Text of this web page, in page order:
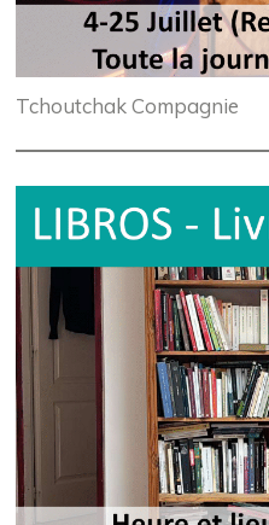
Tchoutchak Compagnie